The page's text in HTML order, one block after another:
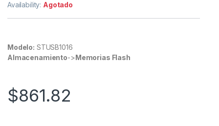
Availability: Agotado
Modelo: STUSB1016
Almacenamiento-> Memorias Flash
$861.82